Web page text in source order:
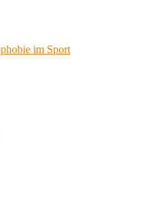
im Sport